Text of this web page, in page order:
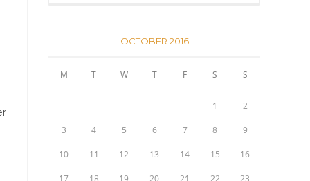
OCTOBER 2016
M T W T F S S
1 2
3 4 5 6 7 8 9
10 11 12 13 14 15 16
17 18 19 20 21 22 23